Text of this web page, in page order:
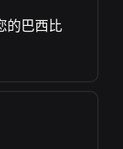
的巴西比